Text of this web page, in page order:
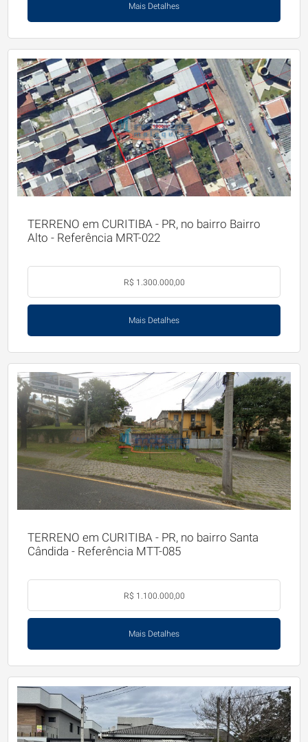
Mais Detalhes
TERRENO em CURITIBA - PR, no bairro Bairro
Alto - Referência MRT-022
R$ 1.300.000,00
Mais Detalhes
TERRENO em CURITIBA - PR, no bairro Santa
Cândida - Referência MTT-085
R$ 1.100.000,00
Mais Detalhes